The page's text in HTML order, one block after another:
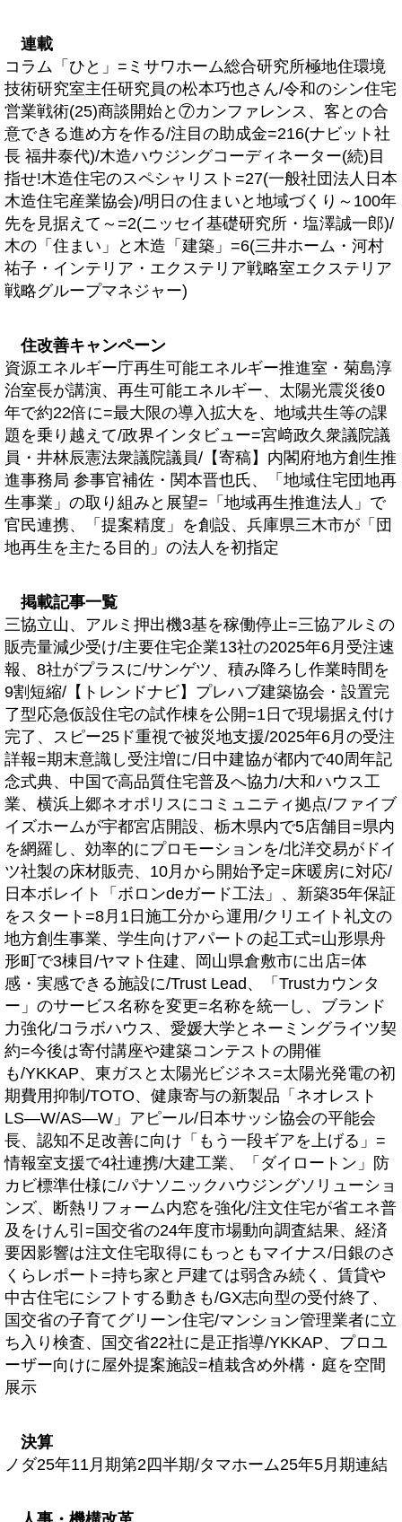
連載
コラム「ひと」=ミサワホーム総合研究所極地住環境
技術研究室主任研究員の松本巧也さん/令和のシン住宅
営業戦術(25)商談開始と⑦カンファレンス、客との合
意できる進め方を作る/注目の助成金=216(ナビット社
長 福井泰代)/木造ハウジングコーディネーター(続)目
指せ!木造住宅のスペシャリスト=27(一般社団法人日本
木造住宅産業協会)/明日の住まいと地域づくり～100年
先を見据えて～=2(ニッセイ基礎研究所・塩澤誠一郎)/
木の「住まい」と木造「建築」=6(三井ホーム・河村
祐子・インテリア・エクステリア戦略室エクステリア
戦略グループマネジャー)
住改善キャンペーン
資源エネルギー庁再生可能エネルギー推進室・菊島淳
治室長が講演、再生可能エネルギー、太陽光震災後0
年で約22倍に=最大限の導入拡大を、地域共生等の課
題を乗り越えて/政界インタビュー=宮﨑政久衆議院議
員・井林辰憲法衆議院議員/【寄稿】内閣府地方創生推
進事務局 参事官補佐・関本晋也氏、「地域住宅団地再
生事業」の取り組みと展望=「地域再生推進法人」で
官民連携、「提案精度」を創設、兵庫県三木市が「団
地再生を主たる目的」の法人を初指定
掲載記事一覧
三協立山、アルミ押出機3基を稼働停止=三協アルミの
販売量減少受け/主要住宅企業13社の2025年6月受注速
報、8社がプラスに/サンゲツ、積み降ろし作業時間を
9割短縮/【トレンドナビ】プレハブ建築協会・設置完
了型応急仮設住宅の試作棟を公開=1日で現場据え付け
完了、スピー25ド重視で被災地支援/2025年6月の受注
詳報=期末意識し受注増に/日中建協が都内で40周年記
念式典、中国で高品質住宅普及へ協力/大和ハウス工
業、横浜上郷ネオポリスにコミュニティ拠点/ファイブ
イズホームが宇都宮店開設、栃木県内で5店舗目=県内
を網羅し、効率的にプロモーションを/北洋交易がドイ
ツ社製の床材販売、10月から開始予定=床暖房に対応/
日本ボレイト「ボロンdeガード工法」、新築35年保証
をスタート=8月1日施工分から運用/クリエイト礼文の
地方創生事業、学生向けアパートの起工式=山形県舟
形町で3棟目/ヤマト住建、岡山県倉敷市に出店=体
感・実感できる施設に/Trust Lead、「Trustカウンタ
ー」のサービス名称を変更=名称を統一し、ブランド
力強化/コラボハウス、愛媛大学とネーミングライツ契
約=今後は寄付講座や建築コンテストの開催
も/YKKAP、東ガスと太陽光ビジネス=太陽光発電の初
期費用抑制/TOTO、健康寄与の新製品「ネオレスト
LS―W/AS―W」アピール/日本サッシ協会の平能会
長、認知不足改善に向け「もう一段ギアを上げる」=
情報室支援で4社連携/大建工業、「ダイロートン」防
カビ標準仕様に/パナソニックハウジングソリューショ
ンズ、断熱リフォーム内窓を強化/注文住宅が省エネ普
及をけん引=国交省の24年度市場動向調査結果、経済
要因影響は注文住宅取得にもっともマイナス/日銀のさ
くらレポート=持ち家と戸建ては弱含み続く、賃貸や
中古住宅にシフトする動きも/GX志向型の受付終了、
国交省の子育てグリーン住宅/マンション管理業者に立
ち入り検査、国交省22社に是正指導/YKKAP、プロユ
ーザー向けに屋外提案施設=植栽含め外構・庭を空間
展示
決算
ノダ25年11月期第2四半期/タマホーム25年5月期連結